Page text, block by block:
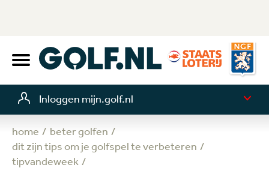
Inloggen mijn.golf.nl
home
beter golfen
dit zijn tips om je golfspel te verbeteren
tipvandeweek